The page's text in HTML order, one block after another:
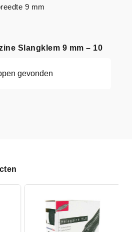
Slangklem 9 mm – 10
gevonden
9 mm